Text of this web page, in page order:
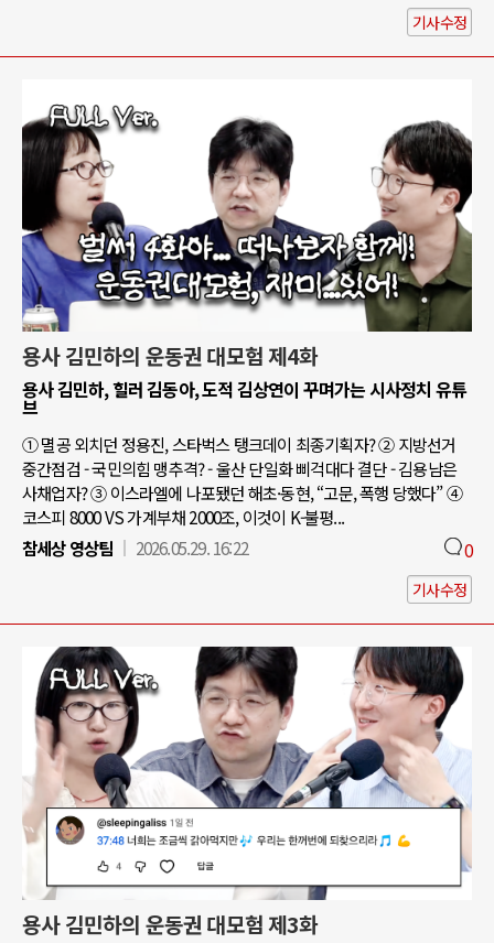
기사수정
용사 김민하의 운동권 대모험 제4화
용사 김민하, 힐러 김동아, 도적 김상연이 꾸며가는 시사정치 유튜
브
① 멸공 외치던 정용진, 스타벅스 탱크데이 최종기획자? ② 지방선거
중간점검 - 국민의힘 맹추격? - 울산 단일화 삐걱대다 결단 - 김용남은
사채업자? ③ 이스라엘에 나포됐던 해초·동현, “고문, 폭행 당했다” ④
코스피 8000 VS 가계부채 2000조, 이것이 K-불평...
참세상 영상팀
2026.05.29. 16:22 0
기사수정
용사 김민하의 운동권 대모험 제3화